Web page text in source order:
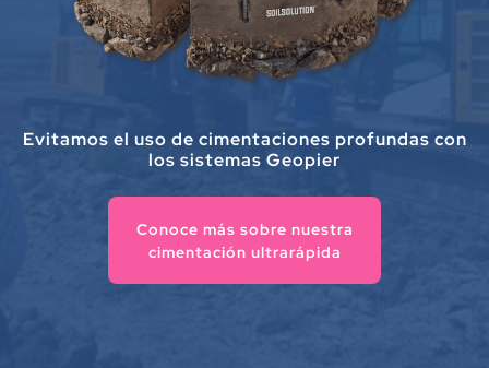
Evitamos el uso de cimentaciones profundas con
los sistemas Geopier
Conoce más sobre nuestra
cimentación ultrarápida